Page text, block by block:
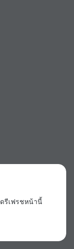
ดรีเฟรชหน้านี้